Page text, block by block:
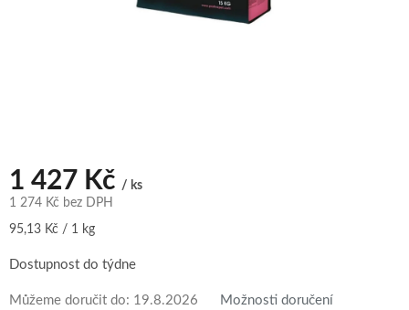
1 427 Kč / ks
1 274 Kč bez DPH
Měrná
95,13 Kč / 1 kg
Dostupnost do týdne
Můžeme doručit do: 19.8.2026 Možnosti doručení